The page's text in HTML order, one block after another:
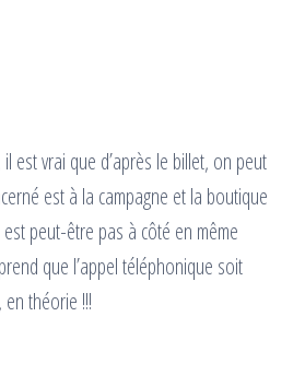
est vrai que d’après le billet, on peut
est à la campagne et la boutique
peut-être pas à côté en même
que l’appel téléphonique soit
théorie !!!